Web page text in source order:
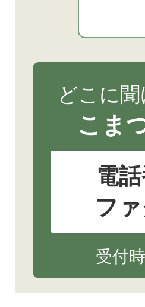
どこに
こま
電話
フ
受付